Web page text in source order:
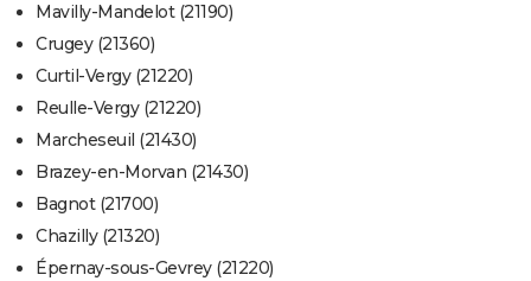
Mavilly-Mandelot (21190)
Crugey (21360)
Curtil-Vergy (21220)
Reulle-Vergy (21220)
Marcheseuil (21430)
Brazey-en-Morvan (21430)
Bagnot (21700)
Chazilly (21320)
Épernay-sous-Gevrey (21220)